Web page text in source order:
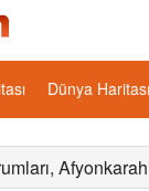
Dünya Haritası